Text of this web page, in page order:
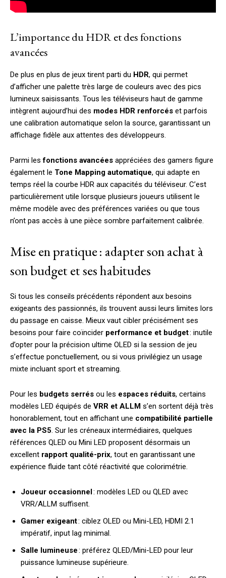
L’importance du HDR et des fonctions
avancées
De plus en plus de jeux tirent parti du HDR, qui permet
d’afficher une palette très large de couleurs avec des pics
lumineux saisissants. Tous les téléviseurs haut de gamme
intègrent aujourd’hui des modes HDR renforcés et parfois
une calibration automatique selon la source, garantissant un
affichage fidèle aux attentes des développeurs.
Parmi lesfonctions avancées appréciées des gamers figure
également le Tone Mapping automatique, qui adapte en
temps réel la courbe HDR aux capacités du téléviseur. C’est
particulièrement utile lorsque plusieurs joueurs utilisent le
même modèle avec des préférences variées ou que tous
n’ont pas accès à une pièce sombre parfaitement calibrée.
Mise en pratique : adapter son achat à
son budget et ses habitudes
Si tous les conseils précédents répondent aux besoins
exigeants des passionnés, ils trouvent aussi leurs limites lors
du passage en caisse. Mieux vaut cibler précisément ses
besoins pour faire coïncider performance et budget: inutile
d’opter pour la précision ultime OLED si la session de jeu
s’effectue ponctuellement, ou si vous privilégiez un usage
mixte incluant sport et streaming.
Pour les budgets serrés ou les espaces réduits, certains
modèles LED équipés de VRR et ALLM s’en sortent déjà très
honorablement, tout en affichant une compatibilité partielle
avec la PS5. Sur les créneaux intermédiaires, quelques
références QLED ou Mini LED proposent désormais un
excellent rapport qualité-prix, tout en garantissant une
expérience fluide tant côté réactivité que colorimétrie.
Joueur occasionnel: modèles LED ou QLED avec
VRR/ALLM suffisent.
Gamer exigeant: ciblez OLED ou Mini-LED, HDMI 2.1
impératif, input lag minimal.
Salle lumineuse: préférez QLED/Mini-LED pour leur
puissance lumineuse supérieure.